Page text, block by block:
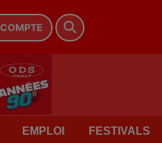
COMPTE
EMPLOI FESTIVALS